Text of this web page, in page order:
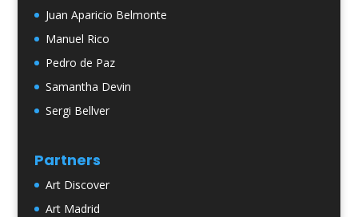
Juan Aparicio Belmonte
Manuel Rico
Pedro de Paz
Samantha Devin
Sergi Bellver
Partners
Art Discover
Art Madrid